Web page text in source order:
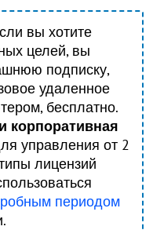
вы хотите
целей, вы
подписку,
удаленное
бесплатно.
корпоративная
управления от 2
лицензий
периодом